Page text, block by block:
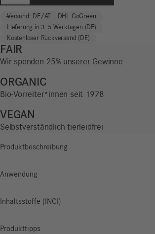
|
zerooo
-
+
Versand: DE/AT | DHL GoGreen
Lieferung in 3–5 Werktagen (DE)
Kostenloser Rückversand (DE)
FAIR
Wir spenden 25% unserer Gewinne
ORGANIC
Bio-Vorreiter*innen seit 1978
VEGAN
Selbstverständlich tierleidfrei
Produktbeschreibung
Anwendung
Inhaltsstoffe (INCI)
Produkttipps